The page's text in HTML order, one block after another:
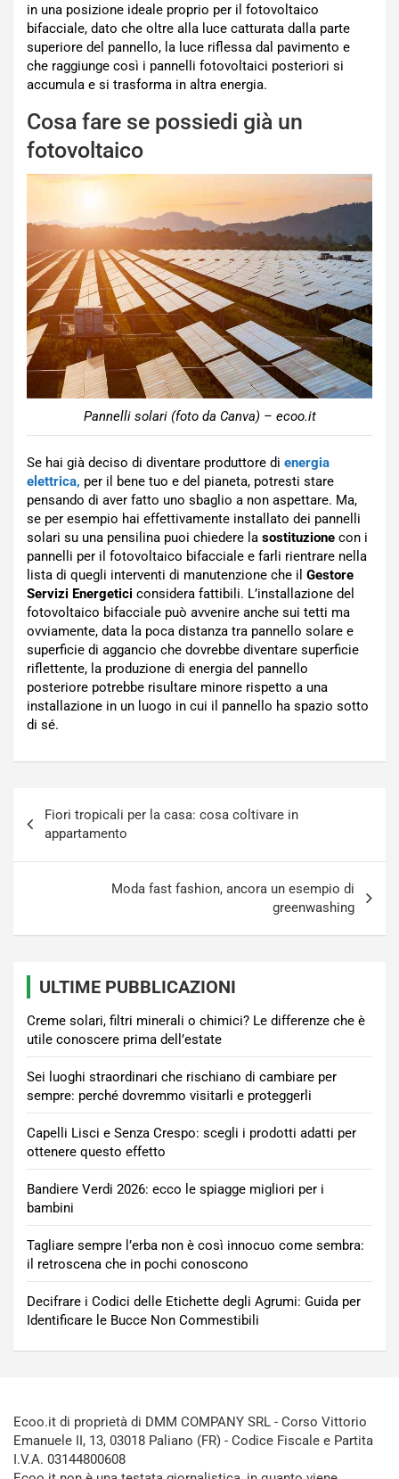
in una posizione ideale proprio per il fotovoltaico
bifacciale, dato che oltre alla luce catturata dalla parte
superiore del pannello, la luce riflessa dal pavimento e
che raggiunge così i pannelli fotovoltaici posteriori si
accumula e si trasforma in altra energia.
Cosa fare se possiedi già un
fotovoltaico
Pannelli solari (foto da Canva) – ecoo.it
Se hai già deciso di diventare produttore di energia
elettrica, per il bene tuo e del pianeta, potresti stare
pensando di aver fatto uno sbaglio a non aspettare. Ma,
se per esempio hai effettivamente installato dei pannelli
solari su una pensilina puoi chiedere la sostituzione con i
pannelli per il fotovoltaico bifacciale e farli rientrare nella
lista di quegli interventi di manutenzione che il Gestore
Servizi Energetici considera fattibili. L’installazione del
fotovoltaico bifacciale può avvenire anche sui tetti ma
ovviamente, data la poca distanza tra pannello solare e
superficie di aggancio che dovrebbe diventare superficie
riflettente, la produzione di energia del pannello
posteriore potrebbe risultare minore rispetto a una
installazione in un luogo in cui il pannello ha spazio sotto
di sé.
articoli
Fiori tropicali per la casa: cosa coltivare in
appartamento
Moda fast fashion, ancora un esempio di
greenwashing
ULTIME PUBBLICAZIONI
Creme solari, filtri minerali o chimici? Le differenze che è
utile conoscere prima dell’estate
Sei luoghi straordinari che rischiano di cambiare per
sempre: perché dovremmo visitarli e proteggerli
Capelli Lisci e Senza Crespo: scegli i prodotti adatti per
ottenere questo effetto
Bandiere Verdi 2026: ecco le spiagge migliori per i
bambini
Tagliare sempre l’erba non è così innocuo come sembra:
il retroscena che in pochi conoscono
Decifrare i Codici delle Etichette degli Agrumi: Guida per
Identificare le Bucce Non Commestibili
Ecoo.it di proprietà di DMM COMPANY SRL - Corso Vittorio
Emanuele II, 13, 03018 Paliano (FR) - Codice Fiscale e Partita
I.V.A. 03144800608